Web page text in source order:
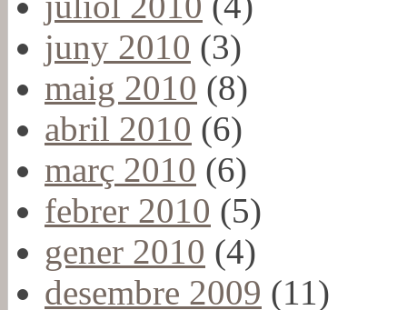
juny 2010 (3)
maig 2010 (8)
abril 2010 (6)
març 2010 (6)
febrer 2010 (5)
gener 2010 (4)
desembre 2009 (11)